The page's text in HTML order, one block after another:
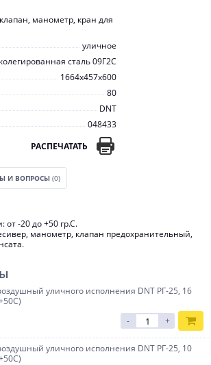
манометр, кран для
уличное
сталь 09Г2С
1664x457x600
80
DNT
048433
РАСПЕЧАТАТЬ
И ВОПРОСЫ (0)
от -20 до +50 гр.С.
манометр, клапан предохранительный,
уличного исполнения DNT РГ-25, 16
- +
уличного исполнения DNT РГ-25, 10